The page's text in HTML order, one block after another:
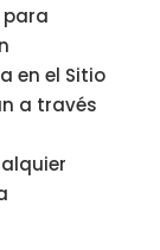
en el Sitio
a través